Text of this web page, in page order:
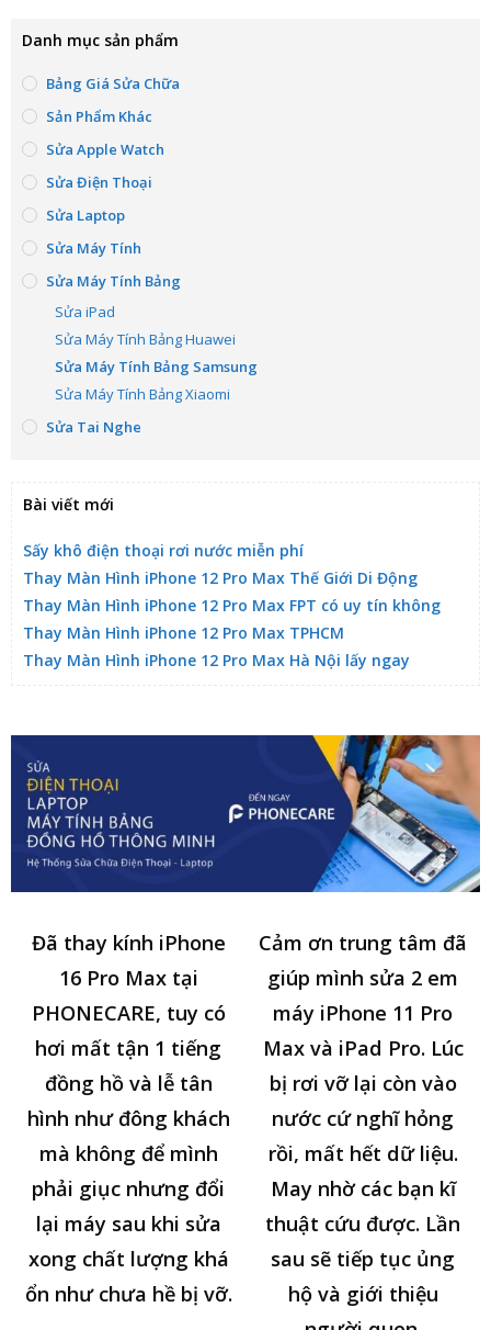
Danh mục sản phẩm
Bảng Giá Sửa Chữa
Sản Phẩm Khác
Sửa Apple Watch
Sửa Điện Thoại
Sửa Laptop
Sửa Máy Tính
Sửa Máy Tính Bảng
Sửa iPad
Sửa Máy Tính Bảng Huawei
Sửa Máy Tính Bảng Samsung
Sửa Máy Tính Bảng Xiaomi
Sửa Tai Nghe
Bài viết mới
Sấy khô điện thoại rơi nước miễn phí
Thay Màn Hình iPhone 12 Pro Max Thế Giới Di Động
Thay Màn Hình iPhone 12 Pro Max FPT có uy tín không
Thay Màn Hình iPhone 12 Pro Max TPHCM
Thay Màn Hình iPhone 12 Pro Max Hà Nội lấy ngay
Đã thay kính iPhone
16 Pro Max tại
PHONECARE, tuy có
hơi mất tận 1 tiếng
đồng hồ và lễ tân
hình như đông khách
mà không để mình
phải giục nhưng đổi
lại máy sau khi sửa
xong chất lượng khá
ổn như chưa hề bị vỡ.
Cảm ơn trung tâm đã
giúp mình sửa 2 em
máy iPhone 11 Pro
Max và iPad Pro. Lúc
bị rơi vỡ lại còn vào
nước cứ nghĩ hỏng
rồi, mất hết dữ liệu.
May nhờ các bạn kĩ
thuật cứu được. Lần
sau sẽ tiếp tục ủng
hộ và giới thiệu